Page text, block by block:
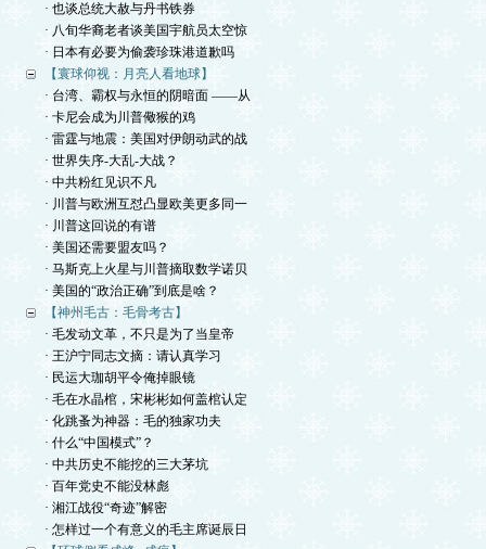
· 也谈总统大赦与丹书铁券
· 八旬华裔老者谈美国宇航员太空惊
· 日本有必要为偷袭珍珠港道歉吗
【寰球仰视：月亮人看地球】
· 台湾、霸权与永恒的阴暗面 ——从
· 卡尼会成为川普儆猴的鸡
· 雷霆与地震：美国对伊朗动武的战
· 世界失序-大乱-大战？
· 中共粉红见识不凡
· 川普与欧洲互怼凸显欧美更多同一
· 川普这回说的有谱
· 美国还需要盟友吗？
· 马斯克上火星与川普摘取数学诺贝
· 美国的“政治正确”到底是啥？
【神州毛古：毛骨考古】
· 毛发动文革，不只是为了当皇帝
· 王沪宁同志文摘：请认真学习
· 民运大珈胡平令俺掉眼镜
· 毛在水晶棺，宋彬彬如何盖棺认定
· 化跳蚤为神器：毛的独家功夫
· 什么“中国模式”？
· 中共历史不能挖的三大茅坑
· 百年党史不能没林彪
· 湘江战役“奇迹”解密
· 怎样过一个有意义的毛主席诞辰日